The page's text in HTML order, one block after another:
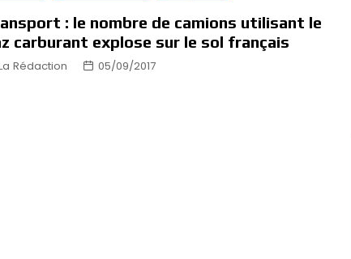
: le nombre de camions utilisant le
carburant explose sur le sol français
Rédaction 05/09/2017